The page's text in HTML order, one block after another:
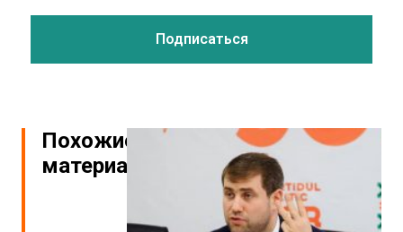
Похожие
материалы